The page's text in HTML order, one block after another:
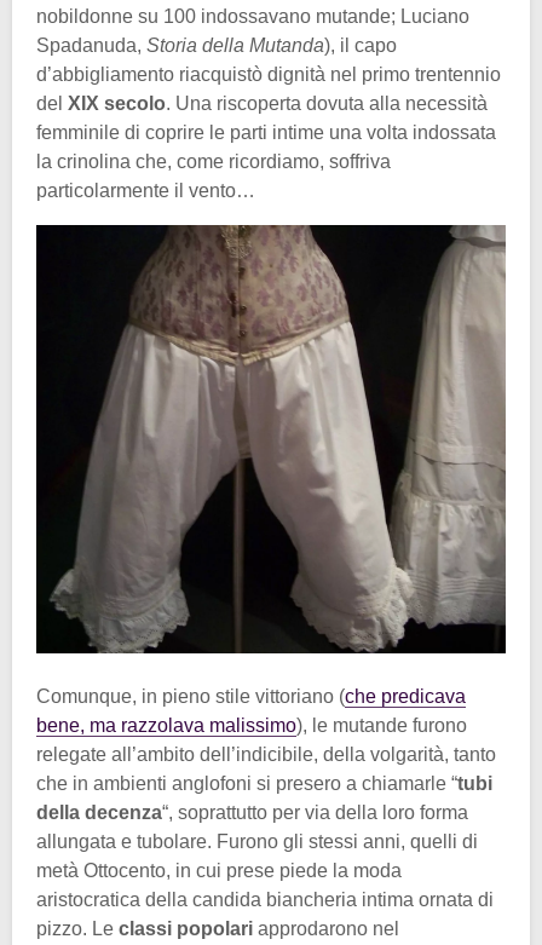
nobildonne su 100 indossavano mutande; Luciano
Spadanuda, Storia della Mutanda), il capo
d’abbigliamento riacquistò dignità nel primo trentennio
del XIX secolo. Una riscoperta dovuta alla necessità
femminile di coprire le parti intime una volta indossata
la crinolina che, come ricordiamo, soffriva
particolarmente il vento…
Comunque, in pieno stile vittoriano (che predicava
bene, ma razzolava malissimo), le mutande furono
relegate all’ambito dell’indicibile, della volgarità, tanto
che in ambienti anglofoni si presero a chiamarle “tubi
della decenza“, soprattutto per via della loro forma
allungata e tubolare. Furono gli stessi anni, quelli di
metà Ottocento, in cui prese piede la moda
aristocratica della candida biancheria intima ornata di
pizzo. Le classi popolari approdarono nel